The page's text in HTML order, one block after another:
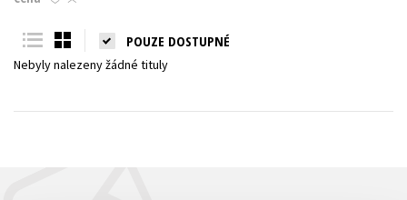
Young adult (SK)
Všechny tituly
POUZE DOSTUPNÉ
Nebyly nalezeny žádné tituly